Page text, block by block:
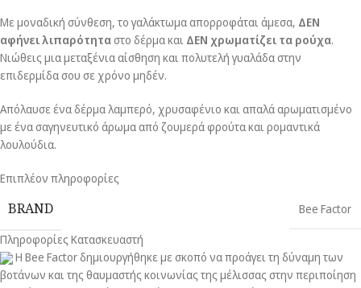
Με μοναδική σύνθεση, το γαλάκτωμα απορροφάται άμεσα, ΔΕΝ
αφήνει λιπαρότηταστο δέρμα και ΔΕΝ χρωματίζει τα ρούχα.
Νιώθεις μια μεταξένια αίσθηση και πολυτελή γυαλάδα στην
επιδερμίδα σου σε χρόνο μηδέν.
Απόλαυσε ένα δέρμα λαμπερό, χρυσαφένιο και απαλά αρωματισμένο
με ένα σαγηνευτικό άρωμα από ζουμερά φρούτα και ρομαντικά
λουλούδια.
Επιπλέον πληροφορίες
BRAND
Bee Factor
Πληροφορίες Κατασκευαστή
H Bee Factor δημιουργήθηκε με σκοπό να προάγει τη δύναμη των
βοτάνων και της θαυμαστής κοινωνίας της μέλισσας στην περιποίηση